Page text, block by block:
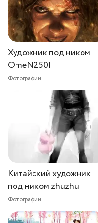
Художник под ником
OmeN2501
Фотографии
Китайский художник
под ником zhuzhu
Фотографии